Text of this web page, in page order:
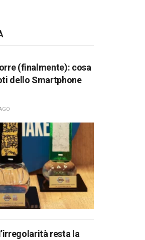
(finalmente): cosa
dello Smartphone
resta la